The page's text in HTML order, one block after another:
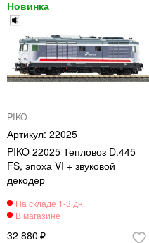
PIKO
22025
PIKO 22025 Тепловоз D.445
FS, эпоха VI + звуковой
декодер
32 880